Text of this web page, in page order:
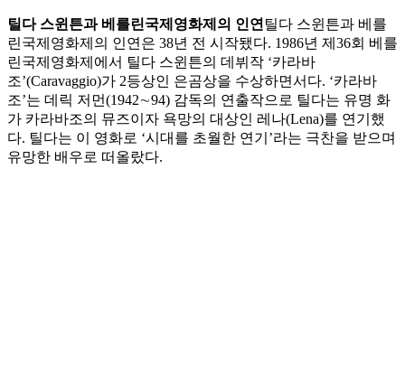
틸다 스윈튼과 베를린국제영화제의 인연 틸다 스윈튼과 베를
린국제영화제의 인연은 38년 전 시작됐다. 1986년 제36회 베를
린국제영화제에서 틸다 스윈튼의 데뷔작 ‘카라바
조’(Caravaggio)가 2등상인 은곰상을 수상하면서다. ‘카라바
조’는 데릭 저먼(1942∼94) 감독의 연출작으로 틸다는 유명 화
가 카라바조의 뮤즈이자 욕망의 대상인 레나(Lena)를 연기했
다. 틸다는 이 영화로 ‘시대를 초월한 연기’라는 극찬을 받으며
유망한 배우로 떠올랐다.